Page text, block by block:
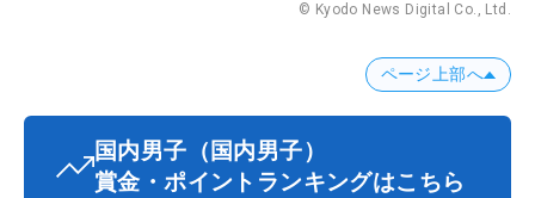
© Kyodo News Digital Co., Ltd.
ページ上部へ
国内男子 （国内男子）
賞金・ポイントランキングはこちら